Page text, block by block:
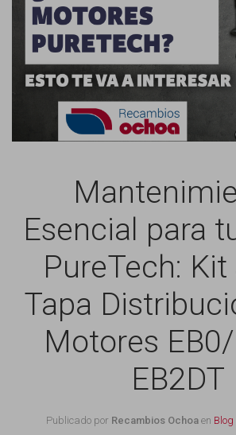
Esencial para
PureTech:
Tapa
Motores
EB2DT
Publicado por Recambios Ochoaen Blog